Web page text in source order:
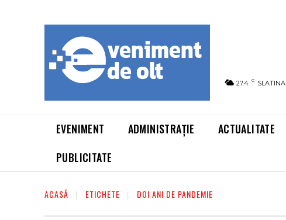
27.4 C SLATINA
EVENIMENT ADMINISTRAȚIE ACTUALITATE
PUBLICITATE
ACASĂ ETICHETE DOI ANI DE PANDEMIE